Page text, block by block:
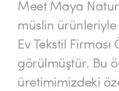
Meet Maya
müslin ürünleriyle
Ev Tekstil Firması
görülmüştür. Bu
üretimimizdeki